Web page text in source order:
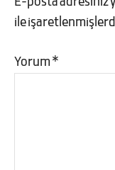
ile
Yorum*